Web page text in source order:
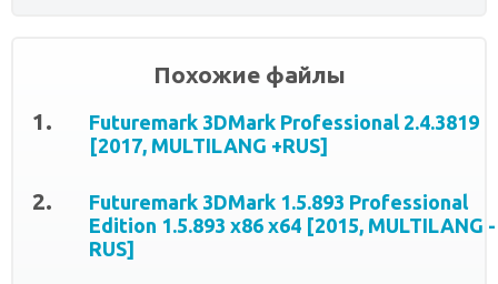
Похожие файлы
Futuremark 3DMark Professional 2.4.3819
[2017, MULTILANG +RUS]
Futuremark 3DMark 1.5.893 Professional
Edition 1.5.893 x86 x64 [2015, MULTILANG -
RUS]